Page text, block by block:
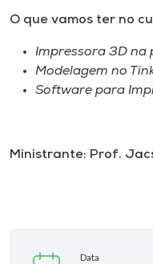
A+
A-
O que vamos ter no
Impressora 3D na
Modelagem no
Software para
Ministrante: Prof.
Data